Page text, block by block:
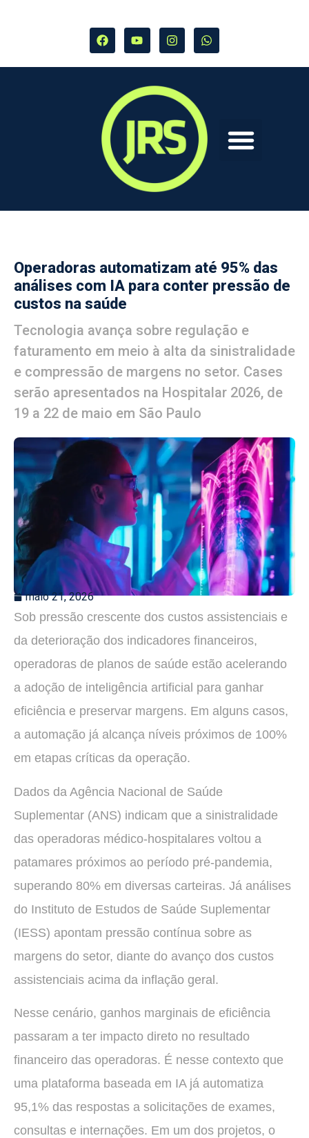
Operadoras automatizam até 95% das
análises com IA para conter pressão de
custos na saúde
Tecnologia avança sobre regulação e
faturamento em meio à alta da sinistralidade
e compressão de margens no setor. Cases
serão apresentados na Hospitalar 2026, de
19 a 22 de maio em São Paulo
maio 21, 2026
Sob pressão crescente dos custos assistenciais e
da deterioração dos indicadores financeiros,
operadoras de planos de saúde estão acelerando
a adoção de inteligência artificial para ganhar
eficiência e preservar margens. Em alguns casos,
a automação já alcança níveis próximos de 100%
em etapas críticas da operação.
Dados da Agência Nacional de Saúde
Suplementar (ANS) indicam que a sinistralidade
das operadoras médico-hospitalares voltou a
patamares próximos ao período pré-pandemia,
superando 80% em diversas carteiras. Já análises
do Instituto de Estudos de Saúde Suplementar
(IESS) apontam pressão contínua sobre as
margens do setor, diante do avanço dos custos
assistenciais acima da inflação geral.
Nesse cenário, ganhos marginais de eficiência
passaram a ter impacto direto no resultado
financeiro das operadoras. É nesse contexto que
uma plataforma baseada em IA já automatiza
95,1% das respostas a solicitações de exames,
consultas e internações. Em um dos projetos, o